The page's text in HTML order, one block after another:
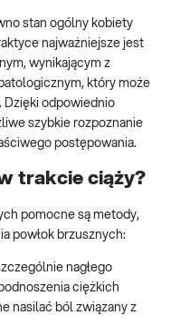
stan ogólny kobiety
najważniejsze jest
wynikającym z
który może
odpowiednio
szybkie rozpoznanie
postępowania.
trakcie ciąży?
pomocne są metody,
powłok brzusznych:
nagłego
ciężkich
nasilać ból związany z